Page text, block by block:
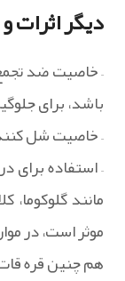
دیگر اثرات
– خاصیت ضد
باشد، برای
– خاصیت شل
– استفاده
مانند
موثر است، در
هم چنین قره